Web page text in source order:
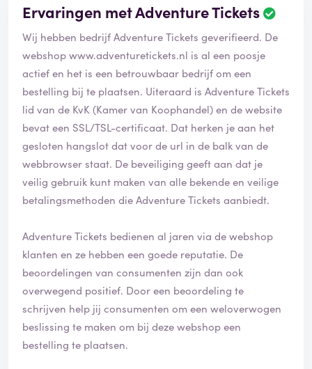
Ervaringen met Adventure Tickets
Wij hebben bedrijf Adventure Tickets geverifieerd. De
webshopwww.adventuretickets.nl is al een poosje
actief en het is een betrouwbaar bedrijf om een
bestelling bij te plaatsen. Uiteraard is Adventure Tickets
lid van de KvK (Kamer van Koophandel) en de website
bevat een SSL/TSL-certificaat. Dat herken je aan het
gesloten hangslot dat voor de url in de balk van de
webbrowser staat. De beveiliging geeft aan dat je
veilig gebruik kunt maken van alle bekende en veilige
betalingsmethoden die Adventure Tickets aanbiedt.
Adventure Tickets bedienen al jaren via de webshop
klanten en ze hebben een goede reputatie. De
beoordelingen van consumenten zijn dan ook
overwegend positief. Door een beoordeling te
schrijven help jij consumenten om een weloverwogen
beslissing te maken om bij deze webshop een
bestelling te plaatsen.